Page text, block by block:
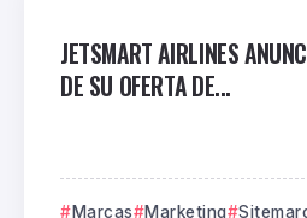
JETSMART AIRLINES
DE SU OFERTA DE...
Marcas Marketing